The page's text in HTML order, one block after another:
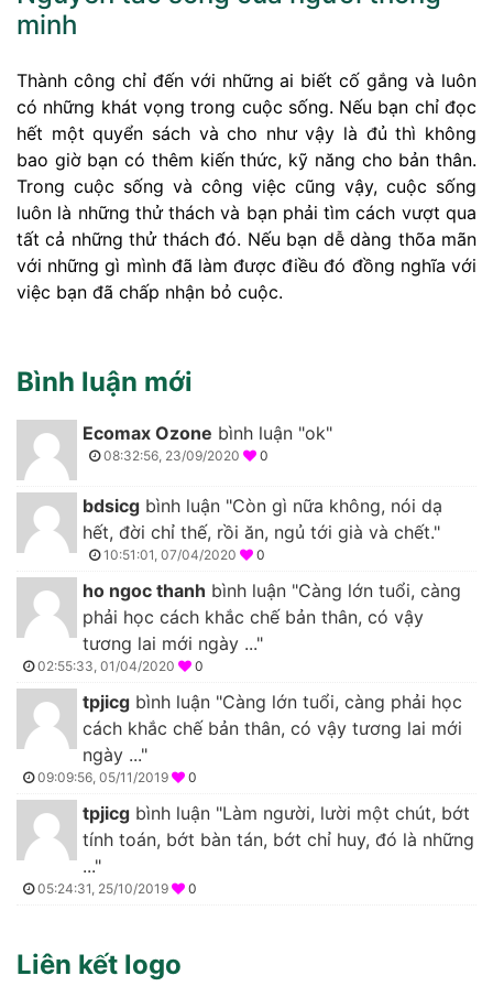
minh
Thành công chỉ đến với những ai biết cố gắng và luôn
có những khát vọng trong cuộc sống. Nếu bạn chỉ đọc
hết một quyển sách và cho như vậy là đủ thì không
bao giờ bạn có thêm kiến thức, kỹ năng cho bản thân.
Trong cuộc sống và công việc cũng vậy, cuộc sống
luôn là những thử thách và bạn phải tìm cách vượt qua
tất cả những thử thách đó. Nếu bạn dễ dàng thõa mãn
với những gì mình đã làm được điều đó đồng nghĩa với
việc bạn đã chấp nhận bỏ cuộc.
Bình luận mới
Ecomax Ozone bình luận "ok"
08:32:56, 23/09/2020 0
bdsicg bình luận "Còn gì nữa không, nói dạ
hết, đời chỉ thế, rồi ăn, ngủ tới già và chết."
10:51:01, 07/04/2020 0
ho ngoc thanh bình luận "Càng lớn tuổi, càng
phải học cách khắc chế bản thân, có vậy
tương lai mới ngày ..."
02:55:33, 01/04/2020 0
tpjicg bình luận "Càng lớn tuổi, càng phải học
cách khắc chế bản thân, có vậy tương lai mới
ngày ..."
09:09:56, 05/11/2019 0
tpjicg bình luận "Làm người, lười một chút, bớt
tính toán, bớt bàn tán, bớt chỉ huy, đó là những
..."
05:24:31, 25/10/2019 0
Liên kết logo